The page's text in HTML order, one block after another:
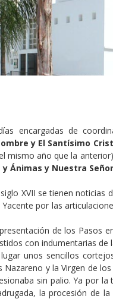
encargadas de
y El Santísimo
mismo año que la
Ánimas y Nuestra
XVII se tienen
por las
de los Pasos
con indumentarias
unos sencillos
Nazareno y la Virgen de
sin palio. Ya por
la procesión de